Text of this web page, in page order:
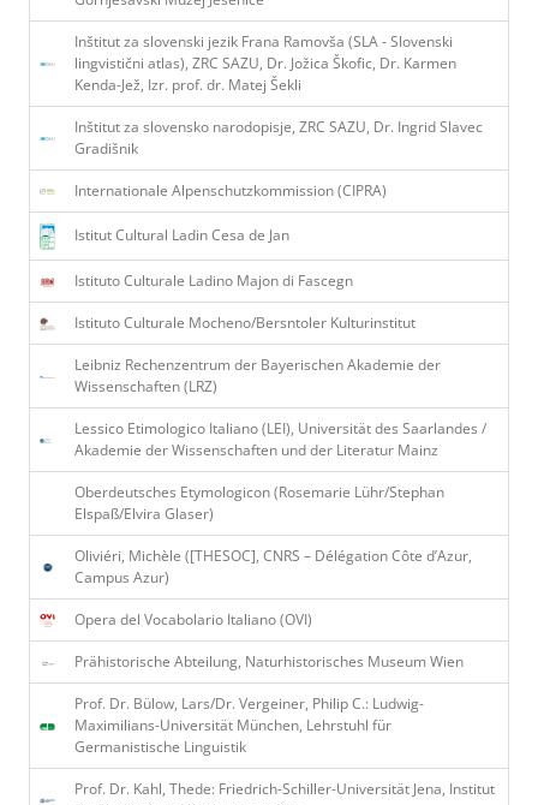
Inštitut za slovenski jezik Frana Ramovša (SLA - Slovenski
lingvistični atlas), ZRC SAZU, Dr. Jožica Škofic, Dr. Karmen
Kenda-Jež, Izr. prof. dr. Matej Šekli
Inštitut za slovensko narodopisje, ZRC SAZU, Dr. Ingrid Slavec
Gradišnik
Internationale Alpenschutzkommission (CIPRA)
Istitut Cultural Ladin Cesa de Jan
Istituto Culturale Ladino Majon di Fascegn
Istituto Culturale Mocheno/Bersntoler Kulturinstitut
Leibniz Rechenzentrum der Bayerischen Akademie der
Wissenschaften (LRZ)
Lessico Etimologico Italiano (LEI), Universität des Saarlandes /
Akademie der Wissenschaften und der Literatur Mainz
Oberdeutsches Etymologicon (Rosemarie Lühr/Stephan
Elspaß/Elvira Glaser)
Oliviéri, Michèle ([THESOC], CNRS – Délégation Côte d’Azur,
Campus Azur)
Opera del Vocabolario Italiano (OVI)
Prähistorische Abteilung, Naturhistorisches Museum Wien
Prof. Dr. Bülow, Lars/Dr. Vergeiner, Philip C.: Ludwig-
Maximilians-Universität München, Lehrstuhl für
Germanistische Linguistik
Prof. Dr. Kahl, Thede: Friedrich-Schiller-Universität Jena, Institut